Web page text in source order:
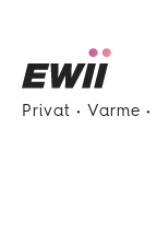
Privat Varme